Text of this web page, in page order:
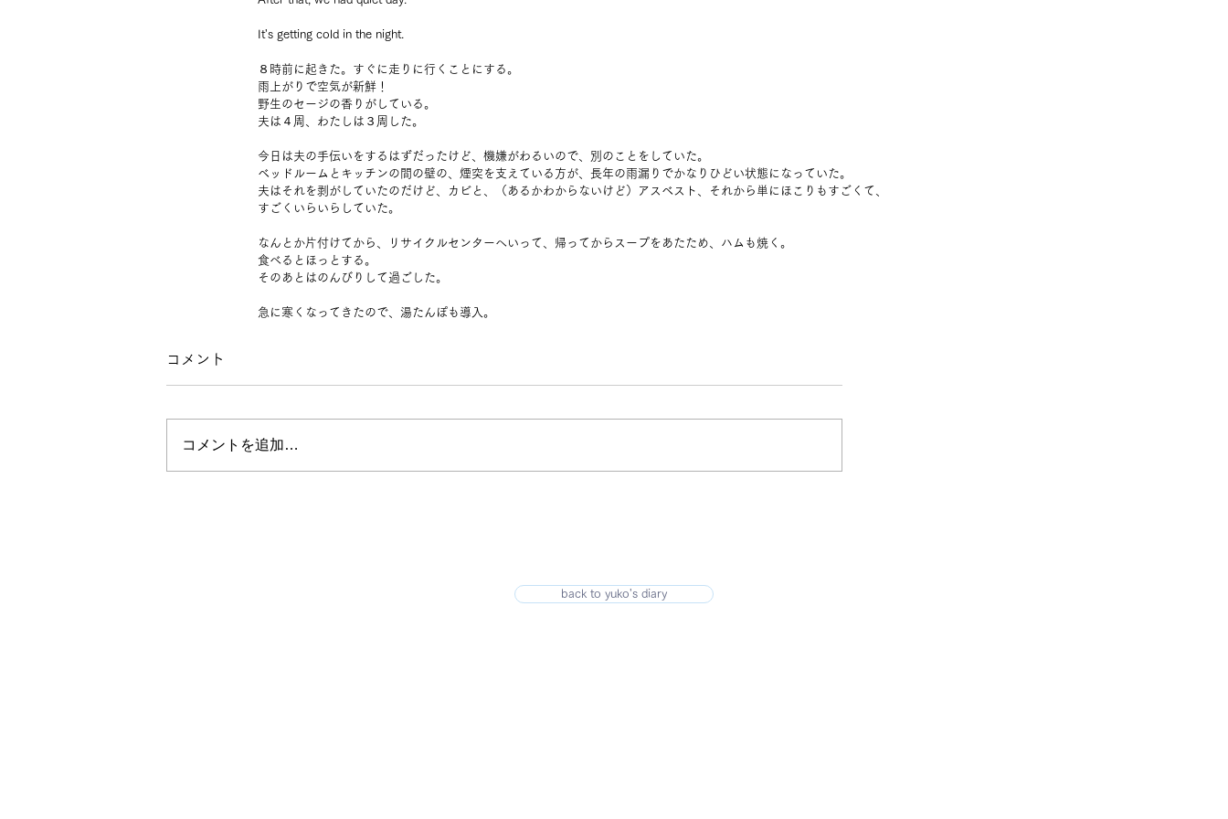
It's getting cold in the night.
８時前に起きた。すぐに走りに行くことにする。
雨上がりで空気が新鮮！
野生のセージの香りがしている。
夫は４周、わたしは３周した。
今日は夫の手伝いをするはずだったけど、機嫌がわるいので、別のことをしていた。
ベッドルームとキッチンの間の壁の、煙突を支えている方が、長年の雨漏りでかなりひどい状態になっていた。
夫はそれを剥がしていたのだけど、カビと、（あるかわからないけど）アスベスト、それから単にほこりもすごくて、
すごくいらいらしていた。
なんとか片付けてから、リサイクルセンターへいって、帰ってからスープをあたため、ハムも焼く。
食べるとほっとする。
そのあとはのんびりして過ごした。
急に寒くなってきたので、湯たんぽも導入。
コメント
コメントを追加…
back to yuko's diary